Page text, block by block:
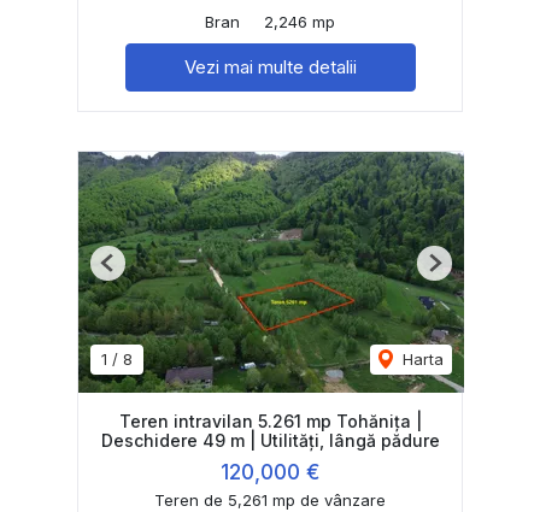
Bran
2,246 mp
Vezi mai multe detalii
1 / 8 Harta
Previous Next
Teren intravilan 5.261 mp Tohănița |
Deschidere 49 m | Utilități, lângă pădure
120,000 €
Teren de 5,261 mp de vânzare